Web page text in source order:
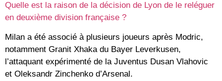
Quelle est la raison de la décision de Lyon de le reléguer
en deuxième division française ?
Milan a été associé à plusieurs joueurs après Modric,
notamment Granit Xhaka du Bayer Leverkusen,
l’attaquant expérimenté de la Juventus Dusan Vlahovic
et Oleksandr Zinchenko d’Arsenal.